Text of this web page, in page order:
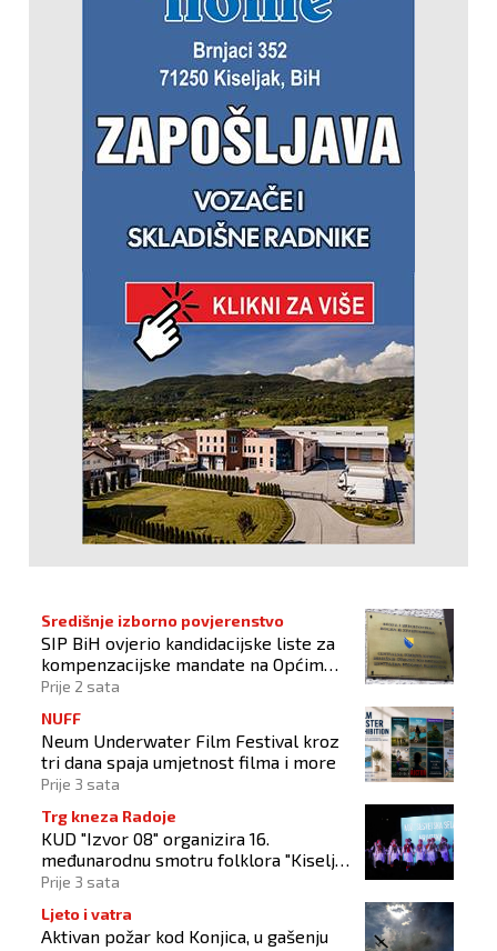
Središnje izborno povjerenstvo
SIP BiH ovjerio kandidacijske liste za
kompenzacijske mandate na Općim
izborima 2026
Prije 2 sata
NUFF
Neum Underwater Film Festival kroz
tri dana spaja umjetnost filma i more
Prije 3 sata
Trg kneza Radoje
KUD "Izvor 08" organizira 16.
međunarodnu smotru folklora "Kiseljak
2026"
Prije 3 sata
Ljeto i vatra
Aktivan požar kod Konjica, u gašenju